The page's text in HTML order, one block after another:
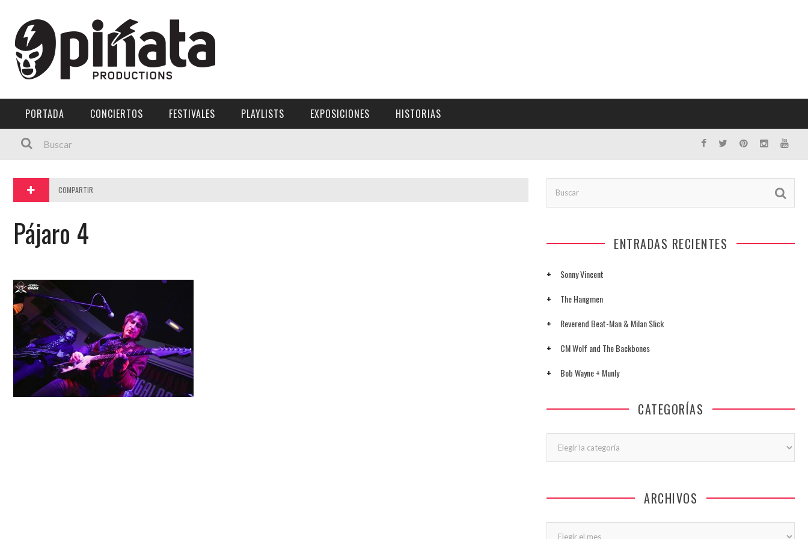
Menú Principal
PORTADA
FESTIVALES
EXPOSICIONES
HISTORIAS
PORTADA CONCIERTOS FESTIVALES PLAYLISTS EXPOSICIONES HISTORIAS
COMPARTIR
Pájaro 4 ENTRADAS RECIENTES
Sonny Vincent
The Hangmen
Reverend Beat-Man & Milan Slick
CM Wolf and The Backbones
Bob Wayne + Munly
CATEGORÍAS
ARCHIVOS